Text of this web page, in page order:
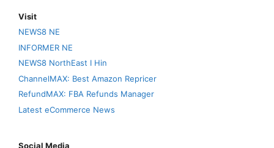
Visit
NEWS8 NE
INFORMER NE
NEWS8 NorthEast I Hin
ChannelMAX: Best Amazon Repricer
RefundMAX: FBA Refunds Manager
Latest eCommerce News
Social Media